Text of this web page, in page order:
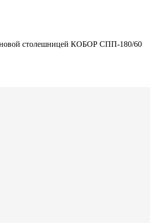
столешницей КОБОР СПП-180/60